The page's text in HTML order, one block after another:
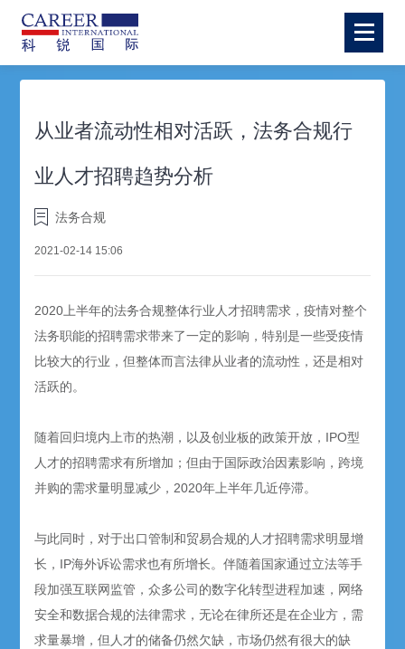
从业者流动性相对活跃，法务合规行
业人才招聘趋势分析
法务合规
2021-02-14 15:06
2020上半年的法务合规整体行业人才招聘需求，疫情对整个
法务职能的招聘需求带来了一定的影响，特别是一些受疫情
比较大的行业，但整体而言法律从业者的流动性，还是相对
活跃的。
随着回归境内上市的热潮，以及创业板的政策开放，IPO型
人才的招聘需求有所增加；但由于国际政治因素影响，跨境
并购的需求量明显减少，2020年上半年几近停滞。
与此同时，对于出口管制和贸易合规的人才招聘需求明显增
长，IP海外诉讼需求也有所增长。伴随着国家通过立法等手
段加强互联网监管，众多公司的数字化转型进程加速，网络
安全和数据合规的法律需求，无论在律所还是在企业方，需
求量暴增，但人才的储备仍然欠缺，市场仍然有很大的缺